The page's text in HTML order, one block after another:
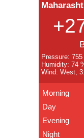
Pressure:
Humidity: 74
Wind: West,
Morning
Day
Evening
Night